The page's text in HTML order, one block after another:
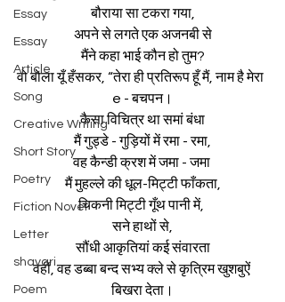
Essay
Essay
Article
Song
Creative Writing
Short Story
Poetry
Fiction Novel
Letter
shayari
Poem
बौराया सा टकरा गया,
अपने से लगते एक अजनबी से
मैंने कहा भाई कौन हो तुम?
वो बोला यूँ हँसकर, “तेरा ही प्रतिरूप हूँ मैं, नाम है मेरा
e - बचपन।
कैसा विचित्र था समां बंधा
मैं गुड्डे - गुड़ियों में रमा - रमा,
वह कैन्डी क्रश में जमा - जमा
मैं मुहल्ले की धूल-मिट्टी फाँकता,
चिकनी मिट्टी गूँथ पानी में,
सने हाथों से,
सौंधी आकृतियां कई संवारता
वहीं, वह डब्बा बन्द सभ्य क्ले से कृत्रिम खुशबुऐं
बिखरा देता।